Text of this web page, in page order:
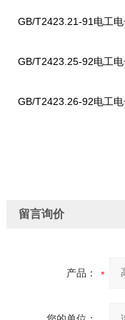
GB/T2423.21-91电工电
GB/T2423.25-92电工电
GB/T2423.26-92电工电
留言询价
产品：